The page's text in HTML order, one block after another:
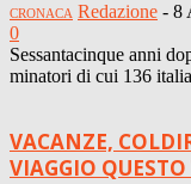
CRONACA Redazione - 8
0
Sessantacinque anni
minatori di cui 136
VACANZE,
VIAGGIO